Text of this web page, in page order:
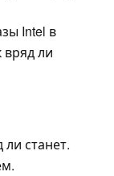
Intel в
вряд ли
станет.